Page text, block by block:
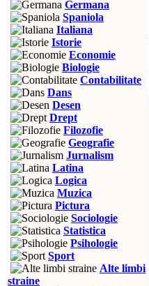
Germana
Spaniola
Italiana
Istorie
Economie
Biologie
Contabilitate
Dans
Desen
Drept
Filozofie
Geografie
Jurnalism
Latina
Logica
Muzica
Pictura
Sociologie
Statistica
Psihologie
Sport
Alte limbi
straine